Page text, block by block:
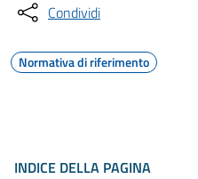
Condividi
Normativa di riferimento
INDICE DELLA PAGINA